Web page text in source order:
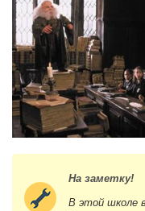
На заметку!
В этой школе